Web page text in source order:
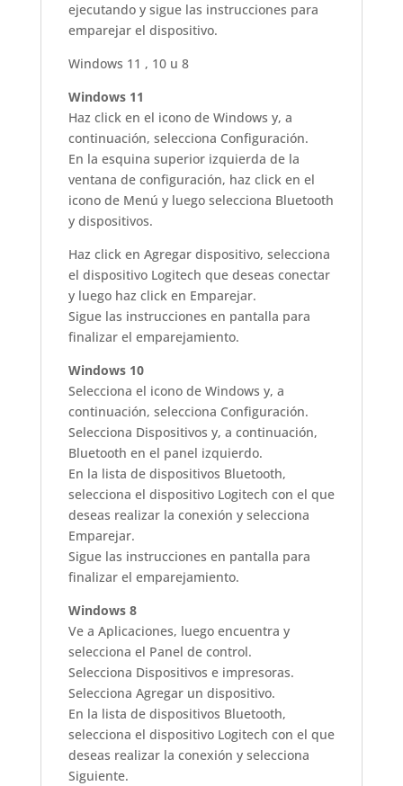
ejecutando y sigue las instrucciones para
emparejar el dispositivo.
Windows 11 , 10 u 8
Windows 11
Haz click en el icono de Windows y, a
continuación, selecciona Configuración.
En la esquina superior izquierda de la
ventana de configuración, haz click en el
icono de Menú y luego selecciona Bluetooth
y dispositivos.
Haz click en Agregar dispositivo, selecciona
el dispositivo Logitech que deseas conectar
y luego haz click en Emparejar.
Sigue las instrucciones en pantalla para
finalizar el emparejamiento.
Windows 10
Selecciona el icono de Windows y, a
continuación, selecciona Configuración.
Selecciona Dispositivos y, a continuación,
Bluetooth en el panel izquierdo.
En la lista de dispositivos Bluetooth,
selecciona el dispositivo Logitech con el que
deseas realizar la conexión y selecciona
Emparejar.
Sigue las instrucciones en pantalla para
finalizar el emparejamiento.
Windows 8
Ve a Aplicaciones, luego encuentra y
selecciona el Panel de control.
Selecciona Dispositivos e impresoras.
Selecciona Agregar un dispositivo.
En la lista de dispositivos Bluetooth,
selecciona el dispositivo Logitech con el que
deseas realizar la conexión y selecciona
Siguiente.